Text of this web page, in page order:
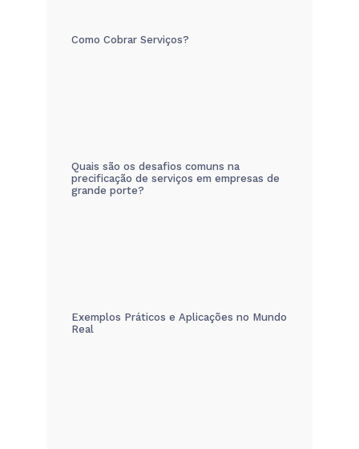
Como Cobrar Serviços?
Quais são os desafios comuns na
precificação de serviços em empresas de
grande porte?
Exemplos Práticos e Aplicações no Mundo
Real